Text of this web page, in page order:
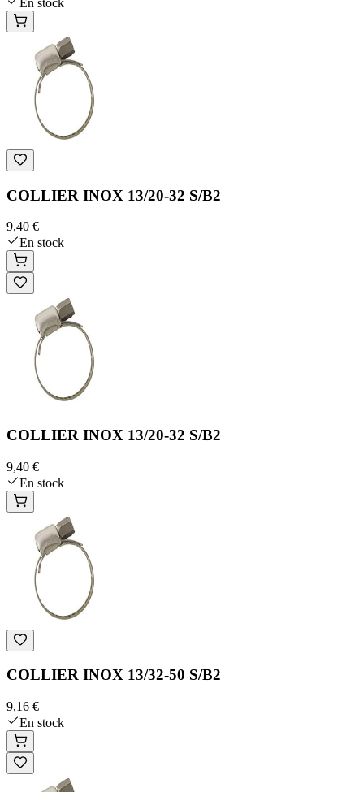
COLLIER INOX 13/20-32 S/B2
9,40 €
En stock
COLLIER INOX 13/20-32 S/B2
9,40 €
En stock
COLLIER INOX 13/32-50 S/B2
9,16 €
En stock